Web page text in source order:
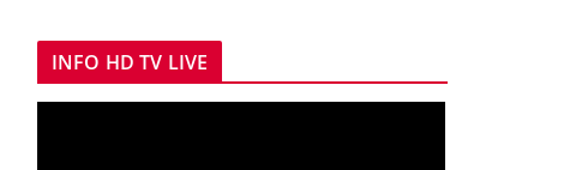
INFO HD TV LIVE